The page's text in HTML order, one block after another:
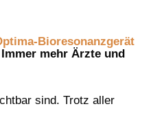
Bioresonanzgerät
mehr Ärzte und
sind. Trotz aller